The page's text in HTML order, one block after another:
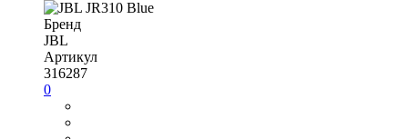
Бренд
JBL
Артикул
316287
0